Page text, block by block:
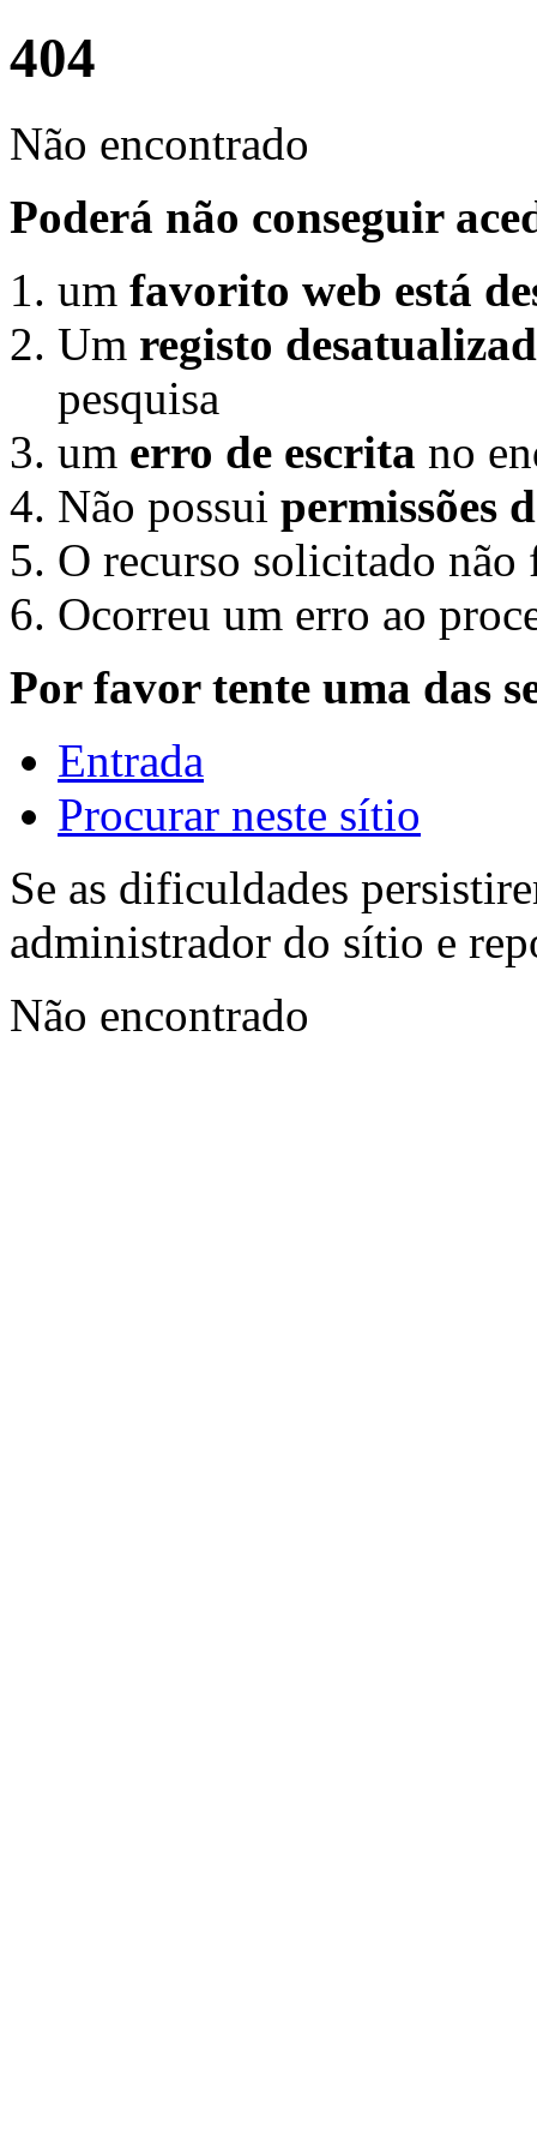
404
Não encontrado
Poderá não conseguir
um favorito web está
Um registo
pesquisa
um erro de escrita no
Não possui permissões
O recurso solicitado não
Ocorreu um erro ao
Por favor tente uma das
Entrada
Procurar neste sítio
Se as dificuldades
administrador do sítio e
Não encontrado